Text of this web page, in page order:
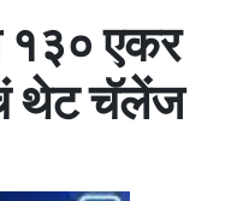
एकर
थेट चॅलेंज